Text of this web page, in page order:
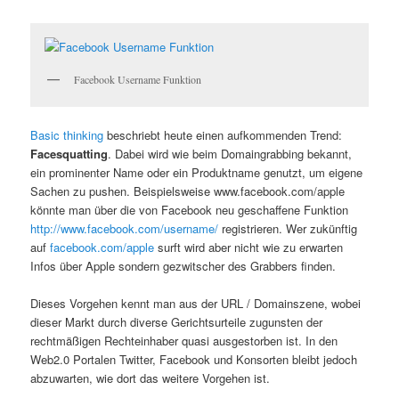
Facebook Username Funktion
Basic thinking beschriebt heute einen aufkommenden Trend:
Facesquatting. Dabei wird wie beim Domaingrabbing bekannt,
ein prominenter Name oder ein Produktname genutzt, um eigene
Sachen zu pushen. Beispielsweise www.facebook.com/apple
könnte man über die von Facebook neu geschaffene Funktion
http://www.facebook.com/username/ registrieren. Wer zukünftig
auffacebook.com/apple surft wird aber nicht wie zu erwarten
Infos über Apple sondern gezwitscher des Grabbers finden.
Dieses Vorgehen kennt man aus der URL / Domainszene, wobei
dieser Markt durch diverse Gerichtsurteile zugunsten der
rechtmäßigen Rechteinhaber quasi ausgestorben ist. In den
Web2.0 Portalen Twitter, Facebook und Konsorten bleibt jedoch
abzuwarten, wie dort das weitere Vorgehen ist.